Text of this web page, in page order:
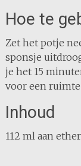
Hoe te
Zet het potje
sponsje
je het 15
voor een ruimte
Inhoud
112 ml aan